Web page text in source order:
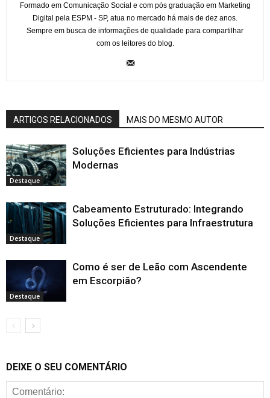
Formado em Comunicação Social e com pós graduação em Marketing
Digital pela ESPM - SP, atua no mercado há mais de dez anos.
Sempre em busca de informações de qualidade para compartilhar
com os leitores do blog.
ARTIGOS RELACIONADOS MAIS DO MESMO AUTOR
Destaque
Soluções Eficientes para Indústrias
Modernas
Destaque
Cabeamento Estruturado: Integrando
Soluções Eficientes para Infraestrutura
Destaque
Como é ser de Leão com Ascendente
em Escorpião?
DEIXE O SEU COMENTÁRIO